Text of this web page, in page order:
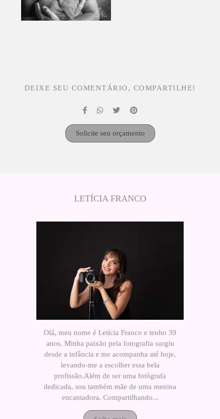
DEIXE SEU COMENTÁRIO, COMPARTILHE!
Solicite seu orçamento
LETÍCIA FRANCO
Olá, meu nome é Letícia Franco e tenho 39
anos. Minha paixão pela fotografia surgiu
desde a infância e me acompanha até hoje,
levando-me a escolher essa bela
profissão.Além de ser uma fotógrafa
dedicada, sou também mãe de uma menina
encantadora. Compartilhando...